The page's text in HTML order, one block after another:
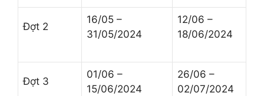
Đợt 2
16/05 –
31/05/2024
12/06 –
18/06/2024
Đợt 3
01/06 –
15/06/2024
26/06 –
02/07/2024